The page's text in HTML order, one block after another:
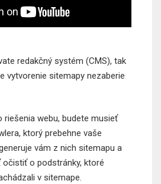
redakčný systém (CMS), tak
vytvorenie sitemapy nezaberie
riešenia webu, budete musieť
ktorý prebehne vaše
vám z nich sitemapu a
očistiť o podstránky, ktoré
v sitemape.